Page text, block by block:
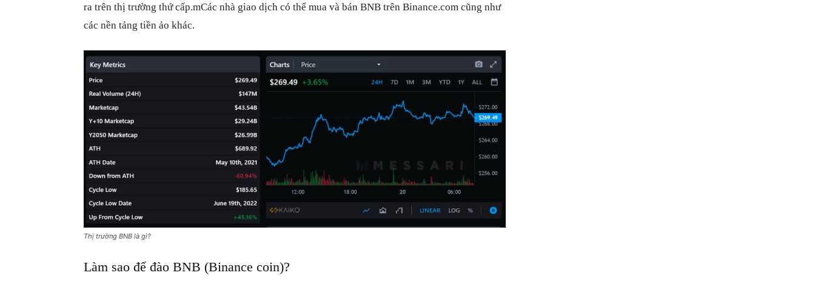
tổng
ra trên thị trường thứ cấp.mCác nhà giao dịch có thể mua và bán BNB trên Binance.com cũng như
các nền tảng tiền ảo khác.
Thị trường BNB là gì?
Làm sao để đào BNB (Binance coin)?